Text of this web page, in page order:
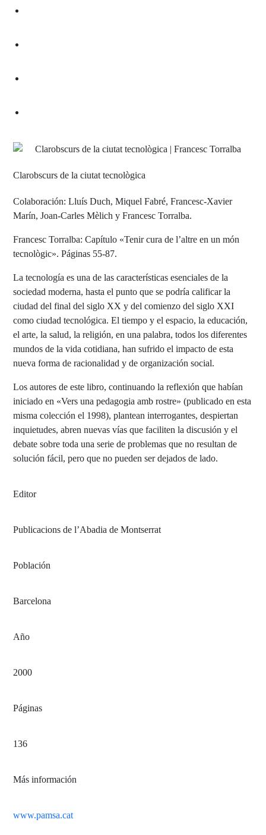
Clarobscurs de la ciutat tecnològica
Colaboración: Lluís Duch, Miquel Fabré, Francesc-Xavier
Marín, Joan-Carles Mèlich y Francesc Torralba.
Francesc Torralba: Capítulo «Tenir cura de l’altre en un món
tecnològic». Páginas 55-87.
La tecnología es una de las características esenciales de la
sociedad moderna, hasta el punto que se podría calificar la
ciudad del final del siglo XX y del comienzo del siglo XXI
como ciudad tecnológica. El tiempo y el espacio, la educación,
el arte, la salud, la religión, en una palabra, todos los diferentes
mundos de la vida cotidiana, han sufrido el impacto de esta
nueva forma de racionalidad y de organización social.
Los autores de este libro, continuando la reflexión que habían
iniciado en «Vers una pedagogia amb rostre» (publicado en esta
misma colección el 1998), plantean interrogantes, despiertan
inquietudes, abren nuevas vías que faciliten la discusión y el
debate sobre toda una serie de problemas que no resultan de
solución fácil, pero que no pueden ser dejados de lado.
Editor
Publicacions de l’Abadia de Montserrat
Población
Barcelona
Año
2000
Páginas
136
Más información
www.pamsa.cat